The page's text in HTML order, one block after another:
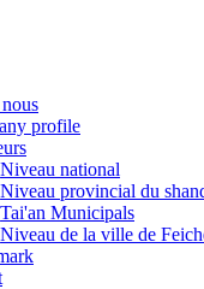
profile
Niveau national
Niveau provincial du
Tai'an Municipals
Niveau de la ville de